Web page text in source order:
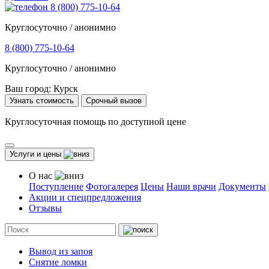
8 (800) 775-10-64
Круглосуточно / анонимно
8 (800) 775-10-64
Круглосуточно / анонимно
Ваш город: Курск
Узнать стоимость Срочный вызов
Круглосуточная помощь по доступной цене
Услуги и цены
О нас
Поступление Фотогалерея Цены Наши врачи Документы
Акции и спецпредложения
Отзывы
Вывод из запоя
Снятие ломки